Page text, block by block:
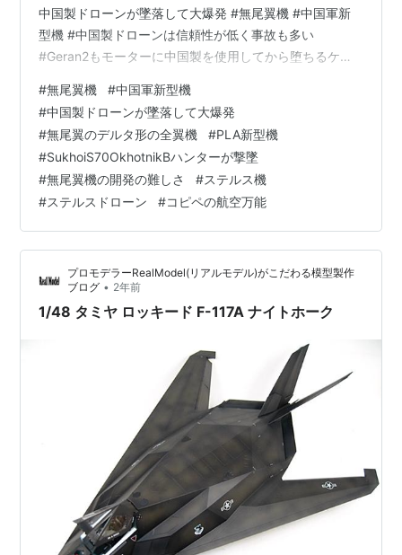
中国製ドローンが墜落して大爆発 #無尾翼機 #中国軍新
型機 #中国製ドローンは信頼性が低く事故も多い
#Geran2もモーターに中国製を使用してから堕ちるケー
機の飛行 #無尾翼のデルタ形の全翼機#ChanX無尾翼 #米
国は無尾翼デルタをいくつも試作機で製造 #X47ペガサス
#LockheedX44 #P175 Polecatも墜落して計画中止 #
無…
#無尾翼機 #中国軍新型機
#中国製ドローンが墜落して大爆発
#無尾翼のデルタ形の全翼機 #PLA新型機
#SukhoiS70OkhotnikBハンターが撃墜
#無尾翼機の開発の難しさ #ステルス機
#ステルスドローン #コピペの航空万能
プロモデラーRealModel(リアルモデル)がこだわる模型製作
ブログ • 2年前
1/48 タミヤ ロッキード F-117A ナイトホーク